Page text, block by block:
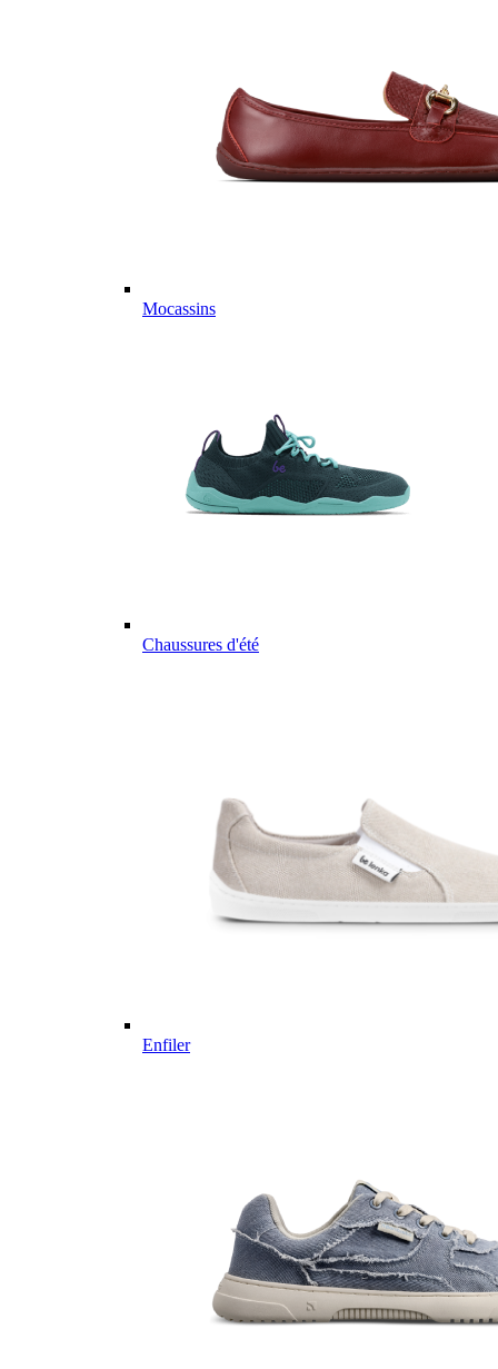
Mocassins
Chaussures d'été
Enfiler